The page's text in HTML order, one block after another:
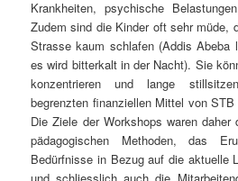
Krankheiten, psychische
Zudem sind die Kinder oft sehr müde,
Strasse kaum schlafen (Addis Abeba
es wird bitterkalt in der Nacht). Sie
konzentrieren und lange
begrenzten finanziellen Mittel von
Die Ziele der Workshops waren
pädagogischen Methoden, das
Bedürfnisse in Bezug auf die aktuelle